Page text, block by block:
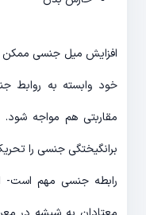
افزایش میل جنسی ممکن
خود وابسته به روابط
مقاربتی هم مواجه
برانگیختگی جنسی را
رابطه جنسی مهم است-